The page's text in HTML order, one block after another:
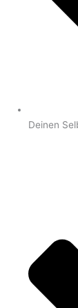
Deinen